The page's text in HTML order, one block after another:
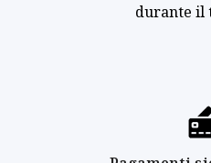
durante il